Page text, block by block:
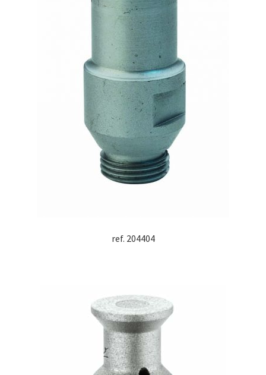
ref. 204404